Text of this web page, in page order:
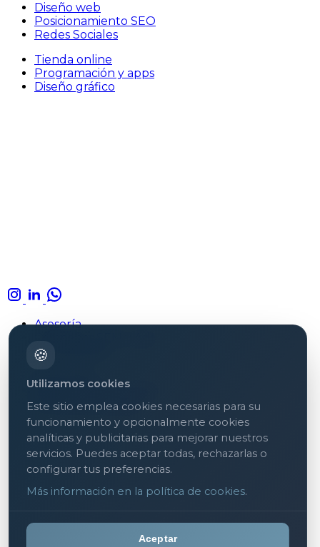
Diseño web
Posicionamiento SEO
Redes Sociales
Tienda online
Programación y apps
Diseño gráfico
Asesoría
Formaciones
Aviso legal
Política de privacidad
Política de cookies
🍪
Utilizamos cookies
Este sitio emplea cookies necesarias para su
funcionamiento y opcionalmente cookies
analíticas y publicitarias para mejorar nuestros
servicios. Puedes aceptar todas, rechazarlas o
configurar tus preferencias.
Más información en la política de cookies.
Aceptar